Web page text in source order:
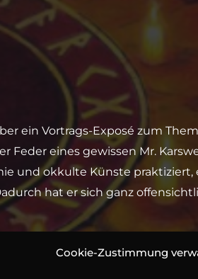
Cookie-Zustimmung
ein Vortrags-Exposé zum
Feder eines gewissen Mr.
und okkulte Künste praktiziert,
hat er sich ganz
Primus, Sascha von Zambelly,
Lutz Reichert, Louis Friedemann